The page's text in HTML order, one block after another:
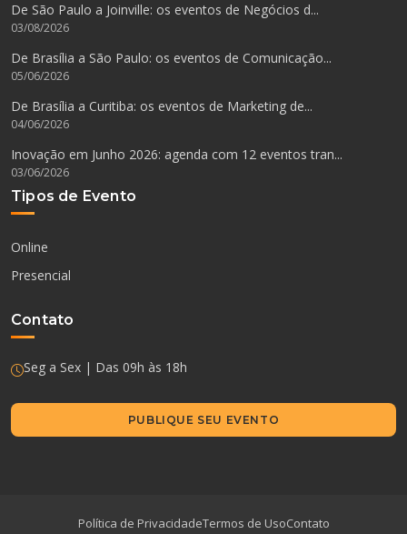
De São Paulo a Joinville: os eventos de Negócios d...
03/08/2026
De Brasília a São Paulo: os eventos de Comunicação...
05/06/2026
De Brasília a Curitiba: os eventos de Marketing de...
04/06/2026
Inovação em Junho 2026: agenda com 12 eventos tran...
03/06/2026
Tipos de Evento
Online
Presencial
Contato
Seg a Sex | Das 09h às 18h
PUBLIQUE SEU EVENTO
Política de PrivacidadeTermos de UsoContato